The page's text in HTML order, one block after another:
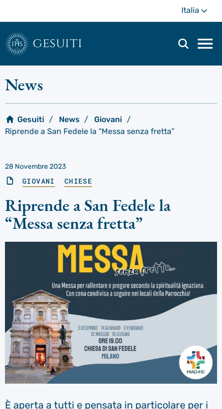
contenuto
principale
Italia
gesuiti
di
News
Gesuiti News
Giovani
Riprende a San Fedele la “Messa senza fretta”
28 Novembre 2023
GIOVANI CHIESE
Riprende a San Fedele la
“Messa senza fretta”
È aperta a tutti e pensata in particolare per i